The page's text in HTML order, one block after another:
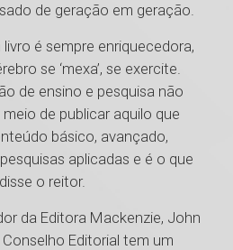
de geração em geração.
livro é sempre enriquecedora,
se ‘mexa’, se exercite.
de ensino e pesquisa não
de publicar aquilo que
básico, avançado,
aplicadas e é o que
o reitor.
da Editora Mackenzie, John
Editorial tem um